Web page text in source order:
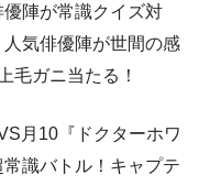
陣が常識クイズ対
気俳優陣が世間の感
毛ガニ当たる！
月10『ドクターホワ
識バトル！キャプテ